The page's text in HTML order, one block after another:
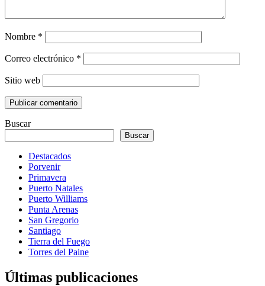
Nombre *
Correo electrónico *
Sitio web
Buscar
Buscar
Destacados
Porvenir
Primavera
Puerto Natales
Puerto Williams
Punta Arenas
San Gregorio
Santiago
Tierra del Fuego
Torres del Paine
Últimas publicaciones